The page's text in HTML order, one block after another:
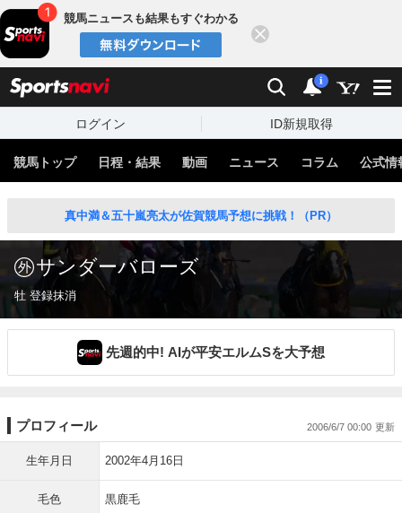
競馬ニュースも結果もすぐわかる
検索 通知
i
ログイン ID新規取得
競馬トップ 日程・結果 動画 ニュース コラム 公式情
真中満＆五十嵐亮太が佐賀競馬予想に挑戦！（PR）
サンダーバローズ
牡 登録抹消
先週的中! AIが平安エルムSを大予想
プロフィール 2006/6/7 00:00
生年月日 2002年4月16日
毛色 黒鹿毛